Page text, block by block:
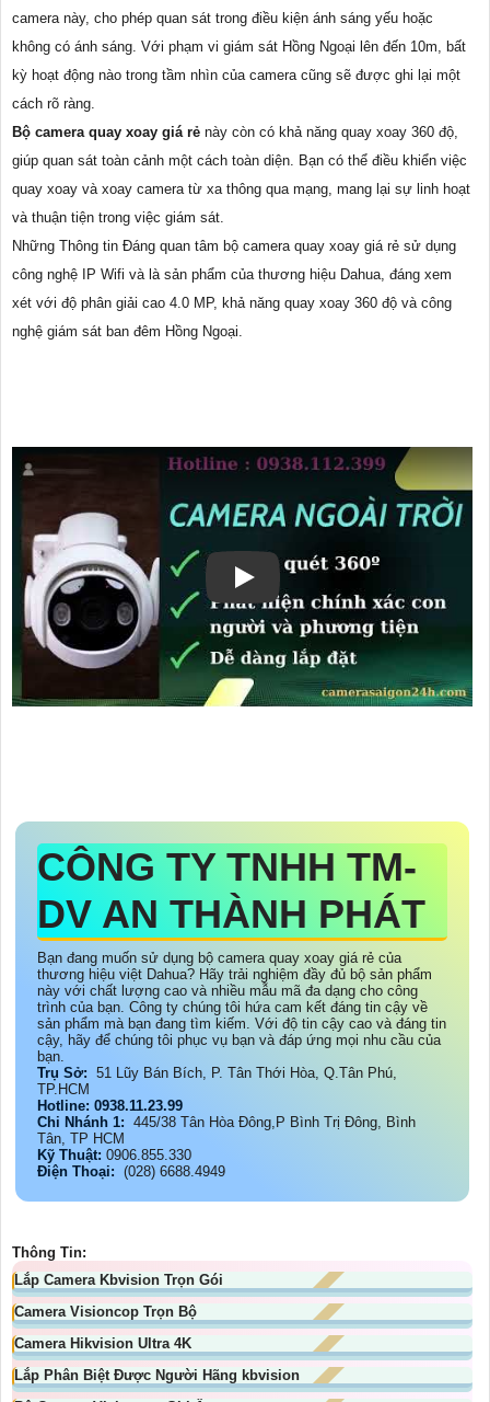
camera này, cho phép quan sát trong điều kiện ánh sáng yếu hoặc
không có ánh sáng. Với phạm vi giám sát Hồng Ngoại lên đến 10m, bất
kỳ hoạt động nào trong tầm nhìn của camera cũng sẽ được ghi lại một
cách rõ ràng.
Bộ camera quay xoay giá rẻ này còn có khả năng quay xoay 360 độ,
giúp quan sát toàn cảnh một cách toàn diện. Bạn có thể điều khiển việc
quay xoay và xoay camera từ xa thông qua mạng, mang lại sự linh hoạt
và thuận tiện trong việc giám sát.
Những Thông tin Đáng quan tâm bộ camera quay xoay giá rẻ sử dụng
công nghệ IP Wifi và là sản phẩm của thương hiệu Dahua, đáng xem
xét với độ phân giải cao 4.0 MP, khả năng quay xoay 360 độ và công
nghệ giám sát ban đêm Hồng Ngoại.
CÔNG TY TNHH TM-
DV AN THÀNH PHÁT
Bạn đang muốn sử dụng bộ camera quay xoay giá rẻ của
thương hiệu việt Dahua? Hãy trải nghiệm đầy đủ bộ sản phẩm
này với chất lượng cao và nhiều mẫu mã đa dạng cho công
trình của bạn. Công ty chúng tôi hứa cam kết đáng tin cậy về
sản phẩm mà bạn đang tìm kiếm. Với độ tin cậy cao và đáng tin
cậy, hãy để chúng tôi phục vụ bạn và đáp ứng mọi nhu cầu của
bạn.
Trụ Sở: 51 Lũy Bán Bích, P. Tân Thới Hòa, Q.Tân Phú,
TP.HCM
Hotline: 0938.11.23.99
Chi Nhánh 1: 445/38 Tân Hòa Đông,P Bình Trị Đông, Bình
Tân, TP HCM
Kỹ Thuật: 0906.855.330
Điện Thoại: (028) 6688.4949
Thông Tin:
Lắp Camera Kbvision Trọn Gói
Camera Visioncop Trọn Bộ
Camera Hikvision Ultra 4K
Lắp Phân Biệt Được Người Hãng kbvision